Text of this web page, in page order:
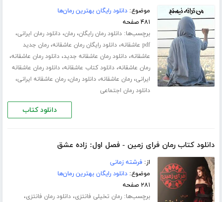
موضوع:دانلود رایگان بهترین رمان‌ها
۴۸۱ صفحه
برچسب‌ها:دانلود رمان رایگان،رمان،دانلود رمان ایرانی،
pdf عاشقانه ،دانلود رایگان رمان عاشقانه،رمان جدید
عاشقانه،دانلود رمان عاشقانه جدید،دانلود رمان عاشقانه،
رمان عاشقانه،دانلود کتاب عاشقانه،دانلود رمان عاشقانه
ایرانی،رمان عاشقانه،دانلود رمان،رمان عاشقانه ایرانی،
دانلود رمان اجتماعی
دانلود کتاب
دانلود کتاب رمان فرای زمین - فصل اول: زاده عشق
از:فرشته زمانی
موضوع:دانلود رایگان بهترین رمان‌ها
۲۸۱ صفحه
برچسب‌ها:رمان تخیلی فانتزی،دانلود رمان فانتزی،